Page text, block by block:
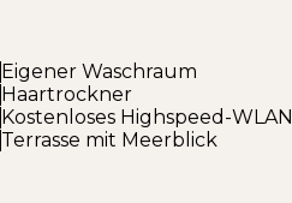
Eigener Waschraum
Haartrockner
Kostenloses Highspeed-WLAN
Terrasse mit Meerblick